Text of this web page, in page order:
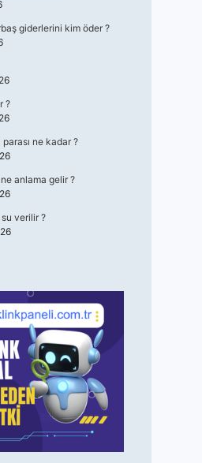
giderlerini kim öder ?
?
ne kadar ?
anlama gelir ?
verilir ?